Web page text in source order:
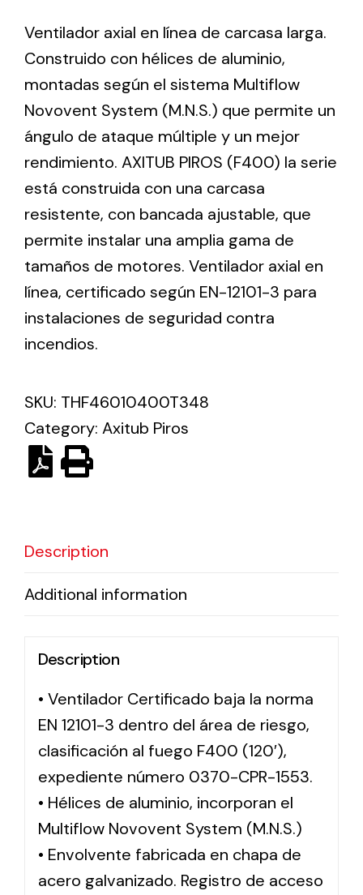
Ventilation
The incorporation of Novovent into the group
meant a greater offer of ventilation products for
different uses
Iluminación Solar
de necesidades.
Solar lighting
Variety of solar solutions for all kinds of needs.
Ventilador axial en línea de carcasa larga.
Construido con hélices de aluminio,
montadas según el sistema Multiflow
Novovent System (M.N.S.) que permite un
ángulo de ataque múltiple y un mejor
rendimiento. AXITUB PIROS (F400) la serie
está construida con una carcasa
resistente, con bancada ajustable, que
permite instalar una amplia gama de
tamaños de motores. Ventilador axial en
línea, certificado según EN-12101-3 para
instalaciones de seguridad contra
incendios.
SKU: THF46010400T348
Category: Axitub Piros
Description
Additional information
Description
• Ventilador Certificado baja la norma
EN 12101-3 dentro del área de riesgo,
clasificación al fuego F400 (120′),
expediente número 0370-CPR-1553.
• Hélices de aluminio, incorporan el
Multiflow Novovent System (M.N.S.)
• Envolvente fabricada en chapa de
acero galvanizado. Registro de acceso